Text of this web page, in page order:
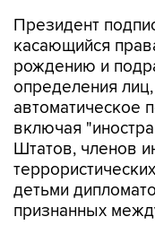
Президент
касающийся
рождению и
определения
автоматическое
включая
Штатов, членов
детьми
признанных